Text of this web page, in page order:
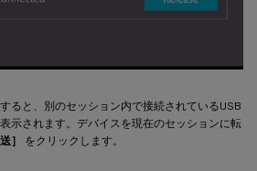
ると、別のセッション内で接続されているUSB
表示されます。デバイスを現在のセッションに転
］ をクリックします。